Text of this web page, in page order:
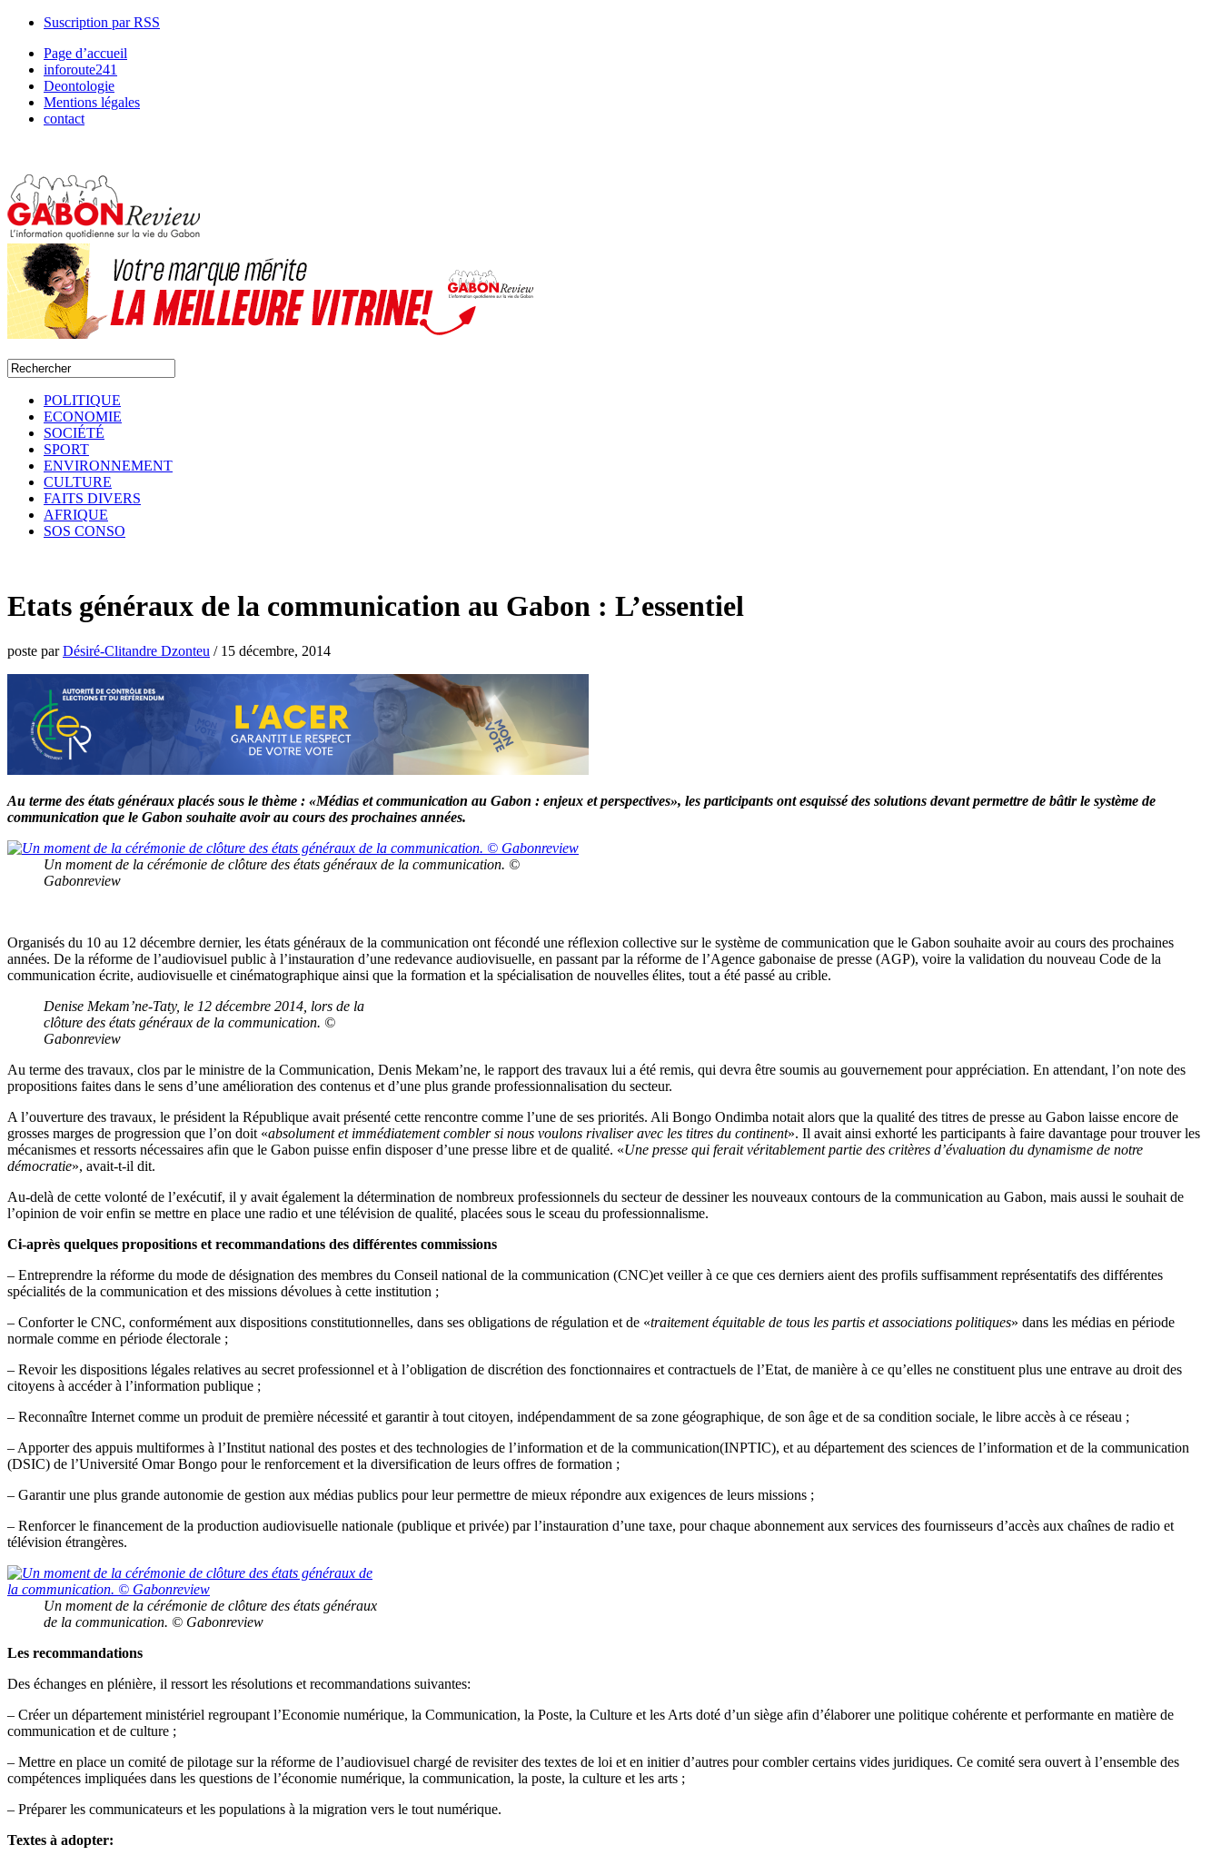
Suscription par RSS
Page d’accueil
inforoute241
Deontologie
Mentions légales
contact
POLITIQUE
ECONOMIE
SOCIÉTÉ
SPORT
ENVIRONNEMENT
CULTURE
FAITS DIVERS
AFRIQUE
SOS CONSO
Etats généraux de la communication au Gabon : L’essentiel
poste parDésiré-Clitandre Dzonteu / 15 décembre, 2014
Au terme des états généraux placés sous le thème : «Médias et communication au Gabon : enjeux et perspectives», les participants ont esquissé des solutions devant permettre de bâtir le système de
communication que le Gabon souhaite avoir au cours des prochaines années.
Un moment de la cérémonie de clôture des états généraux de la communication. ©
Gabonreview
Organisés du 10 au 12 décembre dernier, les états généraux de la communication ont fécondé une réflexion collective sur le système de communication que le Gabon souhaite avoir au cours des prochaines
années. De la réforme de l’audiovisuel public à l’instauration d’une redevance audiovisuelle, en passant par la réforme de l’Agence gabonaise de presse (AGP), voire la validation du nouveau Code de la
communication écrite, audiovisuelle et cinématographique ainsi que la formation et la spécialisation de nouvelles élites, tout a été passé au crible.
Denise Mekam’ne-Taty, le 12 décembre 2014, lors de la
clôture des états généraux de la communication. ©
Gabonreview
Au terme des travaux, clos par le ministre de la Communication, Denis Mekam’ne, le rapport des travaux lui a été remis, qui devra être soumis au gouvernement pour appréciation. En attendant, l’on note des
propositions faites dans le sens d’une amélioration des contenus et d’une plus grande professionnalisation du secteur.
A l’ouverture des travaux, le président la République avait présenté cette rencontre comme l’une de ses priorités. Ali Bongo Ondimba notait alors que la qualité des titres de presse au Gabon laisse encore de
grosses marges de progression que l’on doit «absolument et immédiatement combler si nous voulons rivaliser avec les titres du continent». Il avait ainsi exhorté les participants à faire davantage pour trouver les
mécanismes et ressorts nécessaires afin que le Gabon puisse enfin disposer d’une presse libre et de qualité. «Une presse qui ferait véritablement partie des critères d’évaluation du dynamisme de notre
démocratie», avait-t-il dit.
Au-delà de cette volonté de l’exécutif, il y avait également la détermination de nombreux professionnels du secteur de dessiner les nouveaux contours de la communication au Gabon, mais aussi le souhait de
l’opinion de voir enfin se mettre en place une radio et une télévision de qualité, placées sous le sceau du professionnalisme.
Ci-après quelques propositions et recommandations des différentes commissions
– Entreprendre la réforme du mode de désignation des membres du Conseil national de la communication (CNC)et veiller à ce que ces derniers aient des profils suffisamment représentatifs des différentes
spécialités de la communication et des missions dévolues à cette institution ;
– Conforter le CNC, conformément aux dispositions constitutionnelles, dans ses obligations de régulation et de «traitement équitable de tous les partis et associations politiques» dans les médias en période
normale comme en période électorale ;
– Revoir les dispositions légales relatives au secret professionnel et à l’obligation de discrétion des fonctionnaires et contractuels de l’Etat, de manière à ce qu’elles ne constituent plus une entrave au droit des
citoyens à accéder à l’information publique ;
– Reconnaître Internet comme un produit de première nécessité et garantir à tout citoyen, indépendamment de sa zone géographique, de son âge et de sa condition sociale, le libre accès à ce réseau ;
– Apporter des appuis multiformes à l’Institut national des postes et des technologies de l’information et de la communication(INPTIC), et au département des sciences de l’information et de la communication
(DSIC) de l’Université Omar Bongo pour le renforcement et la diversification de leurs offres de formation ;
– Garantir une plus grande autonomie de gestion aux médias publics pour leur permettre de mieux répondre aux exigences de leurs missions ;
– Renforcer le financement de la production audiovisuelle nationale (publique et privée) par l’instauration d’une taxe, pour chaque abonnement aux services des fournisseurs d’accès aux chaînes de radio et
télévision étrangères.
Un moment de la cérémonie de clôture des états généraux
de la communication. © Gabonreview
Les recommandations
Des échanges en plénière, il ressort les résolutions et recommandations suivantes:
– Créer un département ministériel regroupant l’Economie numérique, la Communication, la Poste, la Culture et les Arts doté d’un siège afin d’élaborer une politique cohérente et performante en matière de
communication et de culture ;
– Mettre en place un comité de pilotage sur la réforme de l’audiovisuel chargé de revisiter des textes de loi et en initier d’autres pour combler certains vides juridiques. Ce comité sera ouvert à l’ensemble des
compétences impliquées dans les questions de l’économie numérique, la communication, la poste, la culture et les arts ;
– Préparer les communicateurs et les populations à la migration vers le tout numérique.
Textes à adopter: